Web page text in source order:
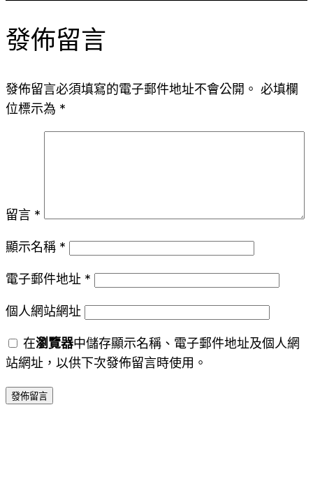
發佈留言
發佈留言必須填寫的電子郵件地址不會公開。 必填欄
位標示為 *
留言 *
顯示名稱 *
電子郵件地址 *
個人網站網址
在瀏覽器中儲存顯示名稱、電子郵件地址及個人網
站網址，以供下次發佈留言時使用。